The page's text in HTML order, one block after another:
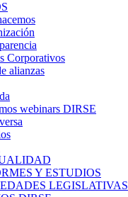
Corporativos
alianzas
webinars DIRSE
Y ESTUDIOS
LEGISLATIVAS